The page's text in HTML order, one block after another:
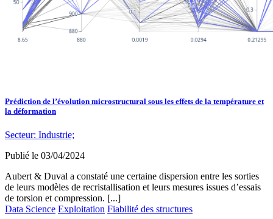
Prédiction de l’évolution microstructural sous les effets de la température et
la déformation
Secteur: Industrie;
Publié le 03/04/2024
Aubert & Duval a constaté une certaine dispersion entre les sorties
de leurs modèles de recristallisation et leurs mesures issues d’essais
de torsion et compression. [...]
Data Science Exploitation Fiabilité des structures